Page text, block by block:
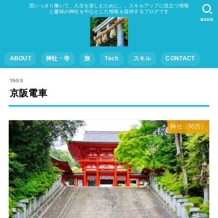
思いっきり働いて、人生を楽しむために。。スキルアップに役立つ情報
と趣味の神社を中心とした情報を提供するブログです
ABOUT 神社・寺 旅 Tech スキル CONTACT
SEARCH
京阪電車
神社（関西）